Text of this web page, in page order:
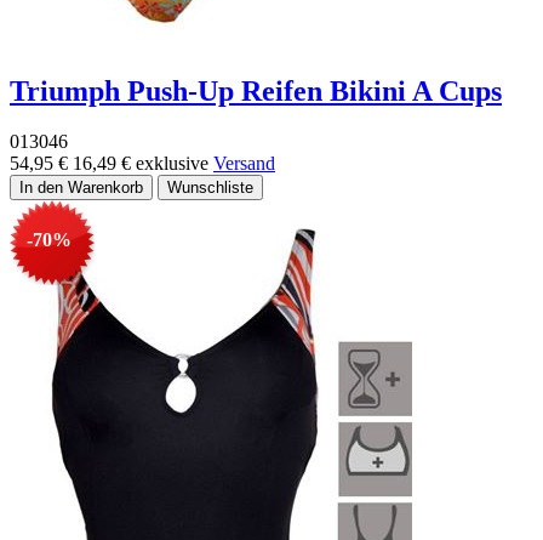
Triumph Push-Up Reifen Bikini A Cups
013046
54,95 € 16,49 € exklusive Versand
-70%